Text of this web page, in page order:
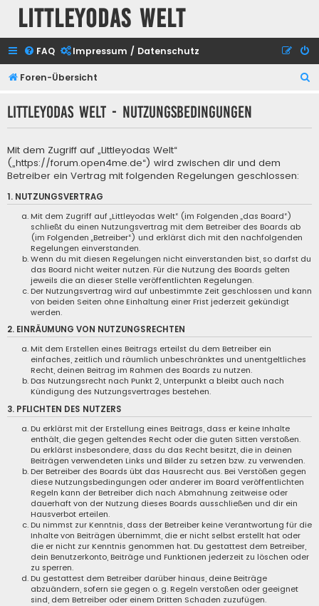
Littleyodas Welt
FAQ Impressum / Datenschutz
Foren-Übersicht
h
Littleyodas Welt - Nutzungsbedingungen
Mit dem Zugriff auf „Littleyodas Welt“
(„https://forum.open4me.de“) wird zwischen dir und dem
Betreiber ein Vertrag mit folgenden Regelungen geschlossen:
1. NUTZUNGSVERTRAG
Mit dem Zugriff auf „Littleyodas Welt“ (im Folgenden „das Board“)
schließt du einen Nutzungsvertrag mit dem Betreiber des Boards ab
(im Folgenden „Betreiber“) und erklärst dich mit den nachfolgenden
Regelungen einverstanden.
Wenn du mit diesen Regelungen nicht einverstanden bist, so darfst du
das Board nicht weiter nutzen. Für die Nutzung des Boards gelten
jeweils die an dieser Stelle veröffentlichten Regelungen.
Der Nutzungsvertrag wird auf unbestimmte Zeit geschlossen und kann
von beiden Seiten ohne Einhaltung einer Frist jederzeit gekündigt
werden.
2. EINRÄUMUNG VON NUTZUNGSRECHTEN
Mit dem Erstellen eines Beitrags erteilst du dem Betreiber ein
einfaches, zeitlich und räumlich unbeschränktes und unentgeltliches
Recht, deinen Beitrag im Rahmen des Boards zu nutzen.
Das Nutzungsrecht nach Punkt 2, Unterpunkt a bleibt auch nach
Kündigung des Nutzungsvertrages bestehen.
3. PFLICHTEN DES NUTZERS
Du erklärst mit der Erstellung eines Beitrags, dass er keine Inhalte
enthält, die gegen geltendes Recht oder die guten Sitten verstoßen.
Du erklärst insbesondere, dass du das Recht besitzt, die in deinen
Beiträgen verwendeten Links und Bilder zu setzen bzw. zu verwenden.
Der Betreiber des Boards übt das Hausrecht aus. Bei Verstößen gegen
diese Nutzungsbedingungen oder anderer im Board veröffentlichten
Regeln kann der Betreiber dich nach Abmahnung zeitweise oder
dauerhaft von der Nutzung dieses Boards ausschließen und dir ein
Hausverbot erteilen.
Du nimmst zur Kenntnis, dass der Betreiber keine Verantwortung für die
Inhalte von Beiträgen übernimmt, die er nicht selbst erstellt hat oder
die er nicht zur Kenntnis genommen hat. Du gestattest dem Betreiber,
dein Benutzerkonto, Beiträge und Funktionen jederzeit zu löschen oder
zu sperren.
Du gestattest dem Betreiber darüber hinaus, deine Beiträge
abzuändern, sofern sie gegen o. g. Regeln verstoßen oder geeignet
sind, dem Betreiber oder einem Dritten Schaden zuzufügen.